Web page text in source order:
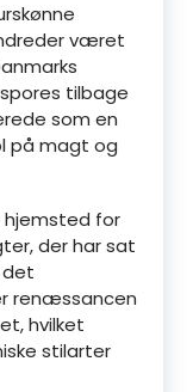
været
tilbage
som en
på magt og
hjemsted for
der har sat
renæssancen
hvilket
stilarter